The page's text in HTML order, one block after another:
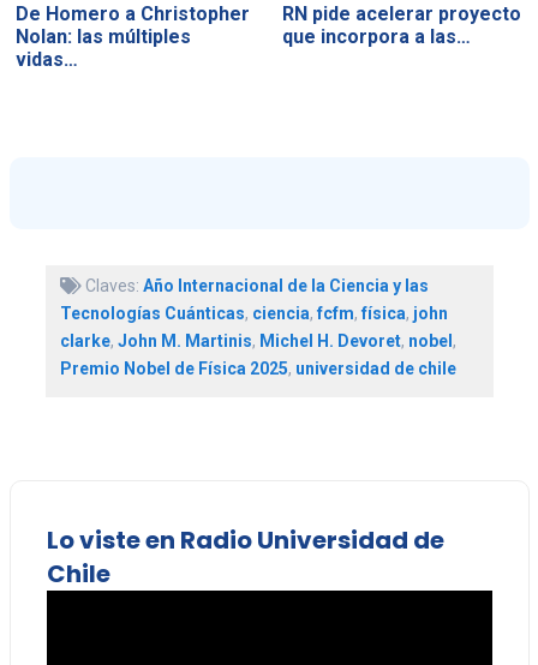
De Homero a Christopher
Nolan: las múltiples
vidas…
RN pide acelerar proyecto
que incorpora a las…
Claves: Año Internacional de la Ciencia y las
Tecnologías Cuánticas, ciencia,fcfm,física, john
clarke, John M. Martinis, Michel H. Devoret, nobel ,
Premio Nobel de Física 2025, universidad de chile
Lo viste en Radio Universidad de
Chile